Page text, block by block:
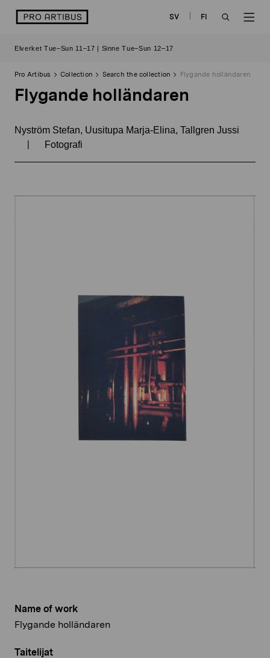
logo SV
FI
Elverket Tue–Sun 11–17 | Sinne Tue–Sun 12–17
Pro Artibus Collection Search the collection Flygande holländaren
Flygande holländaren
Nyström Stefan, Uusitupa Marja-Elina, Tallgren Jussi
| Fotografi
Name of work
Flygande holländaren
Taitelijat